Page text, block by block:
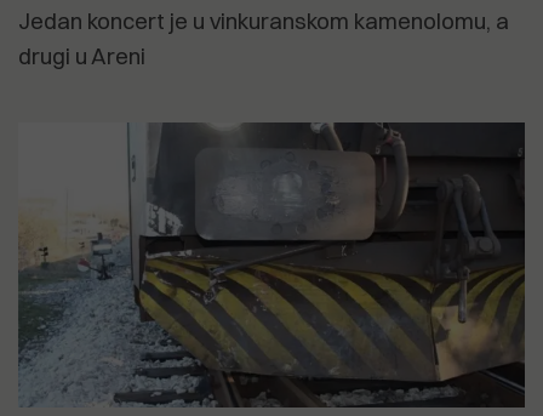
Jedan koncert je u vinkuranskom kamenolomu, a
drugi u Areni